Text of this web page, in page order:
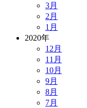
3月
2月
1月
2020年
12月
11月
10月
9月
8月
7月